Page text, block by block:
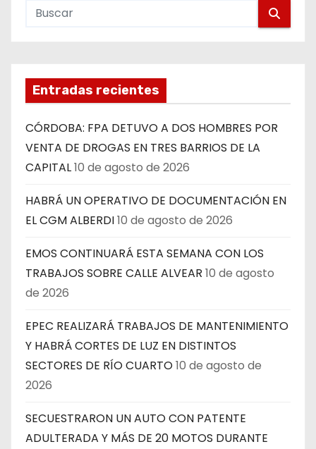
Entradas recientes
CÓRDOBA: FPA DETUVO A DOS HOMBRES POR
VENTA DE DROGAS EN TRES BARRIOS DE LA
CAPITAL10 de agosto de 2026
HABRÁ UN OPERATIVO DE DOCUMENTACIÓN EN
EL CGM ALBERDI10 de agosto de 2026
EMOS CONTINUARÁ ESTA SEMANA CON LOS
TRABAJOS SOBRE CALLE ALVEAR 10 de agosto
de 2026
EPEC REALIZARÁ TRABAJOS DE MANTENIMIENTO
Y HABRÁ CORTES DE LUZ EN DISTINTOS
SECTORES DE RÍO CUARTO10 de agosto de
2026
SECUESTRARON UN AUTO CON PATENTE
ADULTERADA Y MÁS DE 20 MOTOS DURANTE